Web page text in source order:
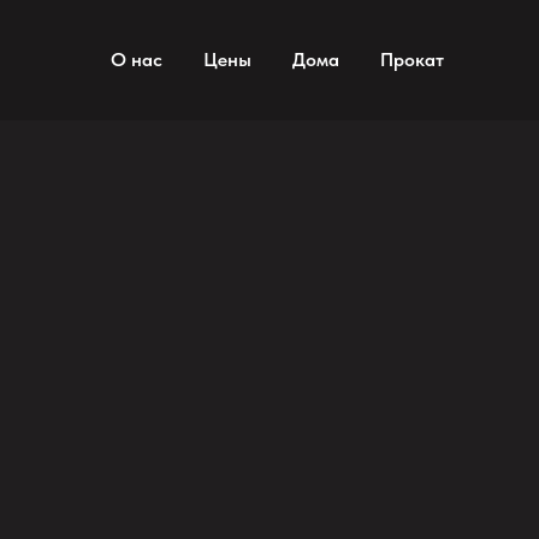
ECO VILLAGE VUOKSA
О нас Цены Дома Прокат